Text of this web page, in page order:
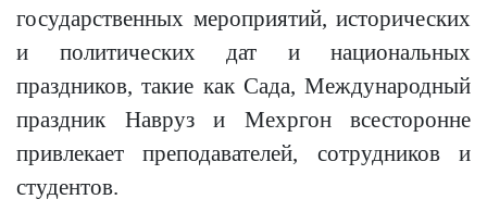
государственных мероприятий, исторических
и политических дат и национальных
праздников, такие как Сада, Международный
праздник Навруз и Мехргон всесторонне
привлекает преподавателей, сотрудников и
студентов.